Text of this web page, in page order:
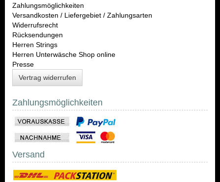
Zahlungsmöglichkeiten
Versandkosten / Liefergebiet / Zahlungsarten
Widerrufsrecht
Rücksendungen
Herren Strings
Herren Unterwäsche Shop online
Presse
Vertrag widerrufen
Zahlungsmöglichkeiten
Versand